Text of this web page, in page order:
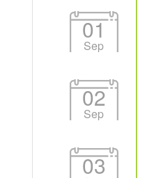
01
Sep
02
Sep
03